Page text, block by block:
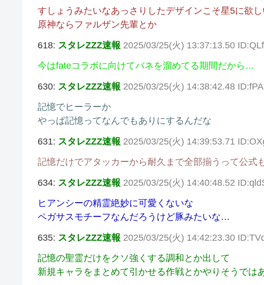
すしょうみたいなあっさりしたデザインこそ星5に欲し
原神ならファルザン先輩とか
618: スタレZZZ速報 2025/03/25(火) 13:37:13.50
今はfateコラボに向けてバネを溜めてる期間だから…
630: スタレZZZ速報 2025/03/25(火) 14:38:42.48
記憶でヒーラーか
やっぱ記憶ってなんでもありにするんだな
631: スタレZZZ速報 2025/03/25(火) 14:39:53.71
記憶だけでアタッカーから耐久まで全部揃うって公式
634: スタレZZZ速報 2025/03/25(火) 14:40:48.52
ヒアンシーの精霊絶妙に可愛くないな
ペガサスモチーフなんだろうけど豚みたいな…
635: スタレZZZ速報 2025/03/25(火) 14:42:23.30
記憶の聖霊だけをクソ強くする調和とか出して
新規キャラをまとめて引かせる作戦とかやりそうでは